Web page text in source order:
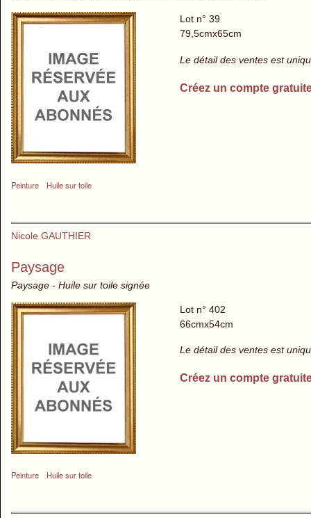
Peinture Huile sur toile
Lot n° 39
79,5cmx65cm
Le détail des ventes est
Créez un compte
Nicole GAUTHIER
Paysage
Paysage - Huile sur toile signée
Peinture Huile sur toile
Lot n° 402
66cmx54cm
Le détail des ventes est
Créez un compte